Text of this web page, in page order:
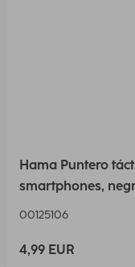
Hama Puntero
smartphones,
00125106
4,99 EUR